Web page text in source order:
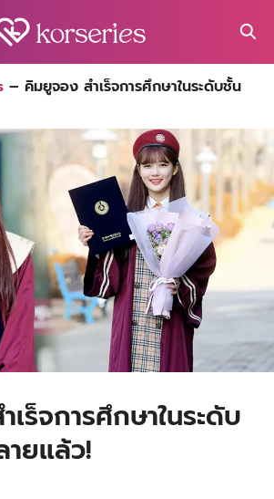
– คิมยูจอง สำเร็จการศึกษาในระดับชั้น
ร็จการศึกษาในระดับ
ยแล้ว!